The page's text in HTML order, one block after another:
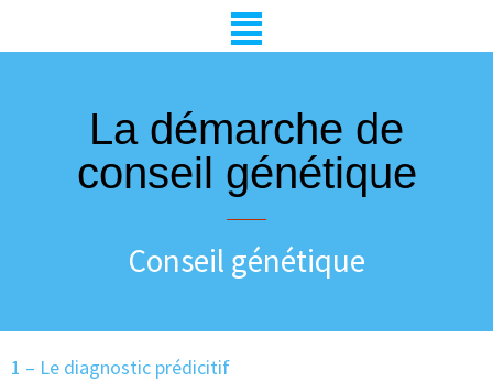
La démarche de
conseil génétique
Conseil génétique
1 – Le diagnostic prédicitif